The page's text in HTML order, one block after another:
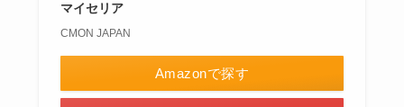
マイセリア
CMON JAPAN
Amazonで探す